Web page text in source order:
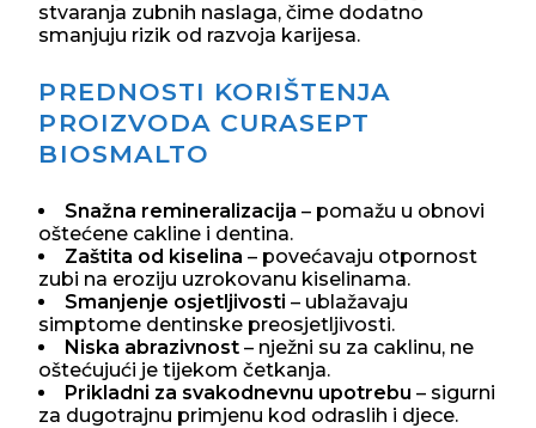
stvaranja zubnih naslaga, čime dodatno
smanjuju rizik od razvoja karijesa.
PREDNOSTI KORIŠTENJA
PROIZVODA CURASEPT
BIOSMALTO
Snažna remineralizacija – pomažu u obnovi
oštećene cakline i dentina.
Zaštita od kiselina – povećavaju otpornost
zubi na eroziju uzrokovanu kiselinama.
Smanjenje osjetljivosti – ublažavaju
simptome dentinske preosjetljivosti.
Niska abrazivnost – nježni su za caklinu, ne
oštećujući je tijekom četkanja.
Prikladni za svakodnevnu upotrebu – sigurni
za dugotrajnu primjenu kod odraslih i djece.